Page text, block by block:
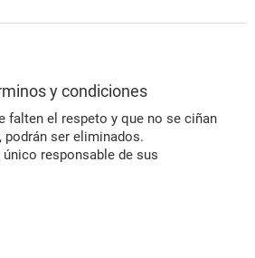
y condiciones
falten el respeto y que no se ciñan
ser eliminados.
responsable de sus